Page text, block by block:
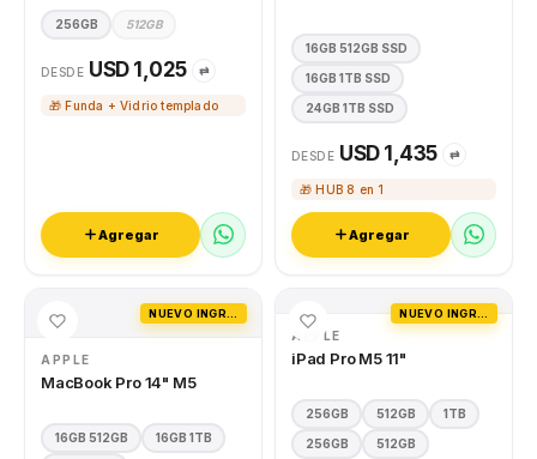
256GB 512GB
DESDE USD 1,025 ⇄
🎁 Funda + Vidrio templado
Agregar
16GB 512GB SSD
16GB 1TB SSD
24GB 1TB SSD
DESDE USD 1,435 ⇄
🎁 HUB 8 en 1
Agregar
APPLE
MacBook Pro 14" M5
16GB 512GB 16GB 1TB
APPLE
iPad Pro M5 11"
256GB 512GB 1TB
256GB 512GB